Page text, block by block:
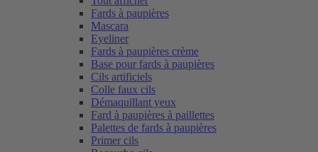
Fards à paupières
Mascara
Eyeliner
Fards à paupières crème
Base pour fards à paupières
Cils artificiels
Colle faux cils
Démaquillant yeux
Fard à paupières à paillettes
Palettes de fards à paupières
Primer cils